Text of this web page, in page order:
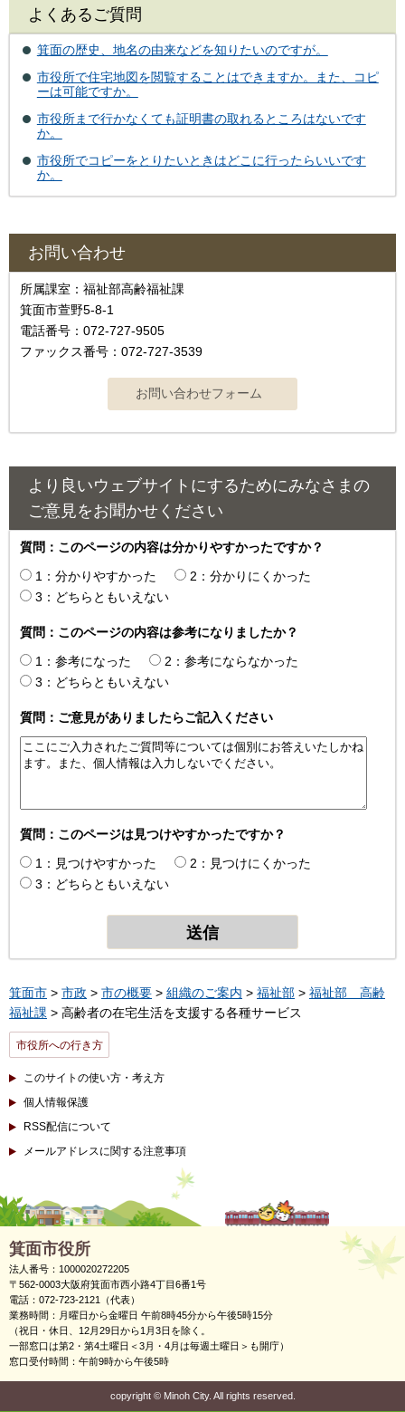
よくあるご質問
箕面の歴史、地名の由来などを知りたいのですが。
市役所で住宅地図を閲覧することはできますか。また、コピ
ーは可能ですか。
市役所まで行かなくても証明書の取れるところはないです
か。
市役所でコピーをとりたいときはどこに行ったらいいです
か。
お問い合わせ
所属課室：福祉部高齢福祉課
箕面市萱野5-8-1
電話番号：072-727-9505
ファックス番号：072-727-3539
より良いウェブサイトにするためにみなさまの
ご意見をお聞かせください
質問：このページの内容は分かりやすかったですか？
1：分かりやすかった
2：分かりにくかった
3：どちらともいえない
質問：このページの内容は参考になりましたか？
1：参考になった
2：参考にならなかった
3：どちらともいえない
質問：ご意見がありましたらご記入ください
質問：このページは見つけやすかったですか？
1：見つけやすかった
2：見つけにくかった
3：どちらともいえない
箕面市 > 市政 > 市の概要 > 組織のご案内 > 福祉部 > 福祉部 高齢
福祉課 > 高齢者の在宅生活を支援する各種サービス
市役所への行き方
このサイトの使い方・考え方
個人情報保護
RSS配信について
メールアドレスに関する注意事項
箕面市役所
法人番号：1000020272205
〒562-0003大阪府箕面市西小路4丁目6番1号
電話：072-723-2121（代表）
業務時間：月曜日から金曜日 午前8時45分から午後5時15分
（祝日・休日、12月29日から1月3日を除く。
一部窓口は第2・第4土曜日＜3月・4月は毎週土曜日＞も開庁）
窓口受付時間：午前9時から午後5時
copyright ©Minoh City. All rights reserved.